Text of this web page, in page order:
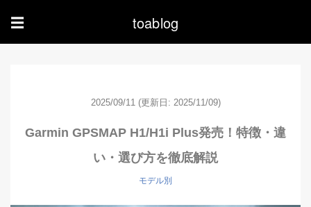
☰ toablog
2025/09/11 (更新日: 2025/11/09)
Garmin GPSMAP H1/H1i Plus発売！特徴・違
い・選び方を徹底解説
モデル別